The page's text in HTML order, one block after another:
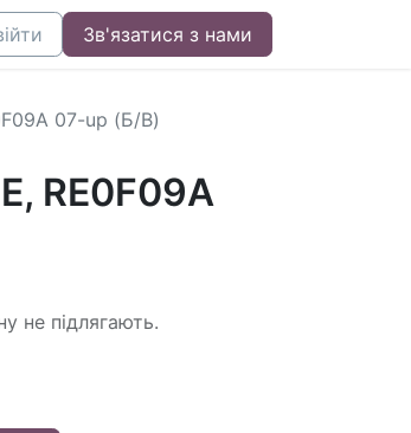
Зв'язатися з нами
07-up (Б/В)
RE0F09A
не підлягають.